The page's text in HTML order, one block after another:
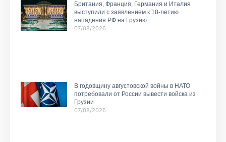
Британия, Франция, Германия и Италия
выступили с заявлением к 18-летию
нападения РФ на Грузию
07/08/2026
В годовщину августовской войны в НАТО
потребовали от России вывести войска из
Грузии
07/08/2026